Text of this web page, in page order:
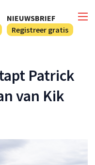
NIEUWSBRIEF
Registreer gratis
Patrick
van Kik